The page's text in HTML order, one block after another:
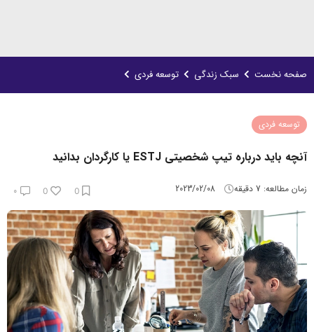
صفحه نخست سبک زندگی توسعه فردی
توسعه فردی
آنچه باید درباره تیپ شخصیتی ESTJ یا کارگردان بدانید
زمان مطالعه: 7 دقیقه 2023/02/08
0
0 ۰